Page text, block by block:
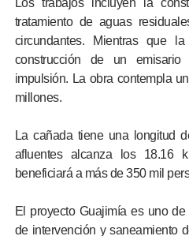
Los trabajos incluyen la
tratamiento de aguas
circundantes. Mientras que
construcción de un
impulsión. La obra contempla
millones.
La cañada tiene una longitud
afluentes alcanza los 18.16
beneficiará a más de 350 mil
El proyecto Guajimía es uno
de intervención y saneamiento